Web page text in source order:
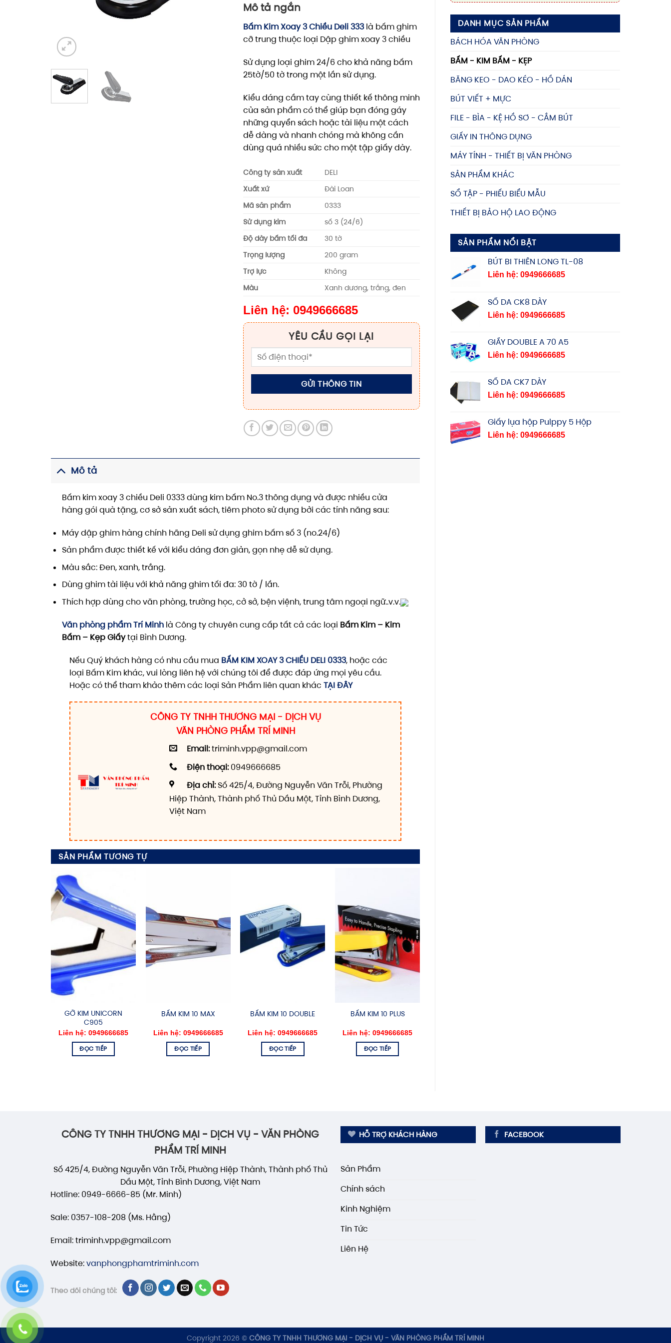
DANH MỤC SẢN PHẨM
BÁCH HÓA VĂN PHÒNG
BẤM - KIM BẤM - KẸP
BĂNG KEO - DAO KÉO - HỒ DÁN
BÚT VIẾT + MỰC
FILE - BÌA - KỆ HỒ SƠ - CẮM BÚT
GIẤY IN THÔNG DỤNG
MÁY TÍNH - THIẾT BỊ VĂN PHÒNG
SẢN PHẨM KHÁC
SỔ TẬP - PHIẾU BIỂU MẪU
THIẾT BỊ BẢO HỘ LAO ĐỘNG
SẢN PHẨM NỔI BẬT
BÚT BI THIÊN LONG TL-08
Liên hệ: 0949666685
SỔ DA CK8 DÀY
Liên hệ: 0949666685
GIẤY DOUBLE A 70 A5
Liên hệ: 0949666685
SỔ DA CK7 DÀY
Liên hệ: 0949666685
Giấy lụa hộp Pulppy 5 Hộp
Liên hệ: 0949666685
Mô tả ngắn
Bấm Kim Xoay 3 Chiều Deli 333là bấm ghim
cỡ trung thuộc loại Dập ghim xoay 3 chiều
Sử dụng loại ghim 24/6 cho khả năng bấm
25tờ/50 tờ trong một lần sử dụng.
Kiểu dáng cầm tay cùng thiết kế thông minh
của sản phẩm có thể giúp bạn đóng gáy
những quyển sách hoặc tài liệu một cách
dễ dàng và nhanh chóng mà không cần
dùng quá nhiều sức cho một tập giấy dày.
Công ty sản xuất
DELI
Xuất xứ
Đài Loan
Mã sản phẩm
0333
Sử dụng kim
số 3 (24/6)
Độ dày bấm tối đa
30 tờ
Trọng lượng
200 gram
Trợ lực
Không
Màu
Xanh dương, trắng, đen
Liên hệ: 0949666685
YÊU CẦU GỌI LẠI
Mô tả
Bấm kim xoay 3 chiều Deli 0333 dùng kim bấm No.3 thông dụng và được nhiều cửa
hàng gói quà tặng, cơ sở sản xuất sách, tiêm photo sử dụng bởi các tính năng sau:
Máy dập ghim hàng chính hãng Deli sử dụng ghim bấm số 3 (no.24/6)
Sản phẩm được thiết kế với kiểu dáng đơn giản, gọn nhẹ dễ sử dụng.
Màu sắc: Đen, xanh, trắng.
Dùng ghim tài liệu với khả năng ghim tối đa: 30 tờ / lần.
Thích hợp dùng cho văn phòng, trường học, cở sở, bện việnh, trung tâm ngoại ngữ..v.v.
Văn phòng phẩm Trí Minhlà Công ty chuyên cung cấp tất cả các loại Bấm Kim – Kim
Bấm – Kẹp Giấytại Bình Dương.
Nếu Quý khách hàng có nhu cầu mua BẤM KIM XOAY 3 CHIỀU DELI 0333, hoặc các
loại Bấm Kim khác, vui lòng liên hệ với chúng tôi để được đáp ứng mọi yêu cầu.
Hoặc có thể tham khảo thêm các loại Sản Phẩm liên quan khác TẠI ĐÂY
CÔNG TY TNHH THƯƠNG MẠI - DỊCH VỤ
VĂN PHÒNG PHẨM TRÍ MINH
Email:triminh.vpp@gmail.com
Điện thoại:0949666685
Địa chỉ:Số 425/4, Đường Nguyễn Văn Trỗi, Phường
Hiệp Thành, Thành phố Thủ Dầu Một, Tỉnh Bình Dương,
Việt Nam
SẢN PHẨM TƯƠNG TỰ
GỠ KIM UNICORN
C905
Liên hệ: 0949666685
ĐỌC TIẾP
BẤM KIM 10 MAX
Liên hệ: 0949666685
ĐỌC TIẾP
BẤM KIM 10 DOUBLE
Liên hệ: 0949666685
ĐỌC TIẾP
BẤM KIM 10 PLUS
Liên hệ: 0949666685
ĐỌC TIẾP
CÔNG TY TNHH THƯƠNG MẠI - DỊCH VỤ - VĂN PHÒNG
PHẨM TRÍ MINH
Số 425/4, Đường Nguyễn Văn Trỗi, Phường Hiệp Thành, Thành phố Thủ
Dầu Một, Tỉnh Bình Dương, Việt Nam
Hotline: 0949-6666-85 (Mr. Minh)
Sale: 0357-108-208 (Ms. Hằng)
Email: triminh.vpp@gmail.com
Website:vanphongphamtriminh.com
Theo dõi chúng tôi:
HỖ TRỢ KHÁCH HÀNG
Sản Phẩm
Chính sách
Kinh Nghiệm
Tin Tức
Liên Hệ
FACEBOOK
Copyright 2026 © CÔNG TY TNHH THƯƠNG MẠI - DỊCH VỤ - VĂN PHÒNG PHẨM TRÍ MINH